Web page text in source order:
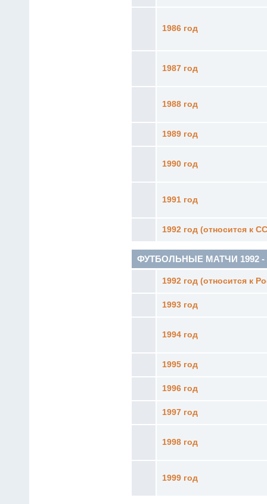
1986 год
1987 год
1988 год
1989 год
1990 год
1991 год
1992 год (относится к
ФУТБОЛЬНЫЕ МАТЧИ 1992 -
1992 год (относится к
1993 год
1994 год
1995 год
1996 год
1997 год
1998 год
1999 год